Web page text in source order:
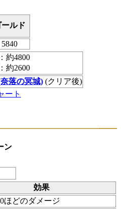
ールド
5840
約4800
約2600
落の冥城) (クリア後)
ート
ン
効果
ほどのダメージ